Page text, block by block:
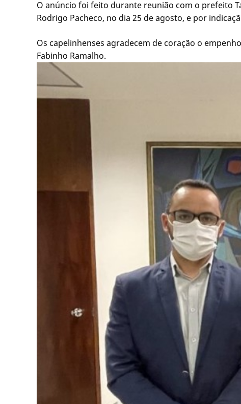
O anúncio foi feito durante reunião com o prefeito
Rodrigo Pacheco, no dia 25 de agosto, e por
Os capelinhenses agradecem de coração o
Fabinho Ramalho.